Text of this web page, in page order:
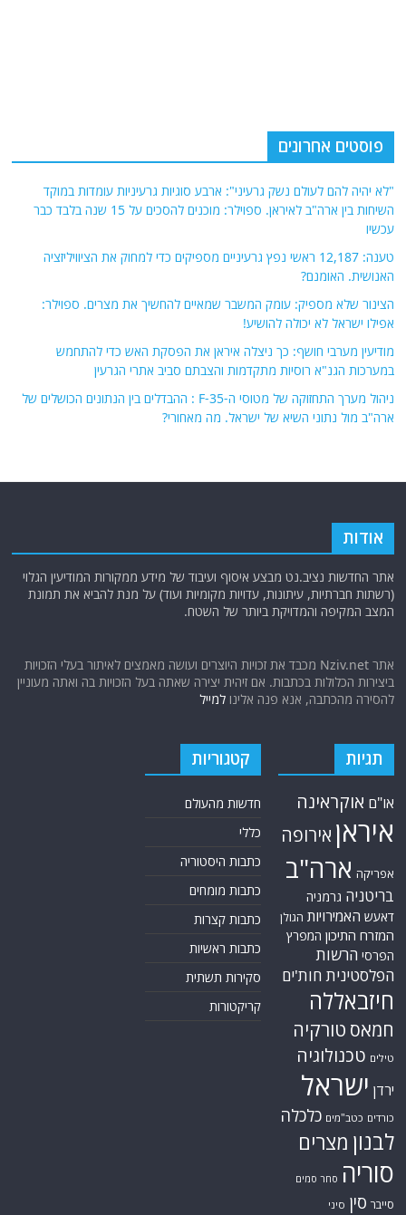
פוסטים אחרונים
"לא יהיה להם לעולם נשק גרעיני": ארבע סוגיות גרעיניות עומדות במוקד
השיחות בין ארה"ב לאיראן. ספוילר: מוכנים להסכים על 15 שנה בלבד כבר
עכשיו
טענה: 12,187 ראשי נפץ גרעיניים מספיקים כדי למחוק את הציוויליזציה
האנושית. האומנם?
הצינור שלא מספיק: עומק המשבר שמאיים להחשיך את מצרים. ספוילר:
אפילו ישראל לא יכולה להושיע!
מודיעין מערבי חושף: כך ניצלה איראן את הפסקת האש כדי להתחמש
במערכות הגנ"א רוסיות מתקדמות והצבתם סביב אתרי הגרעין
ניהול מערך התחזוקה של מטוסי ה-F-35 : ההבדלים בין הנתונים הכושלים של
ארה"ב מול נתוני השיא של ישראל. מה מאחורי?
אודות
אתר החדשות נציב.נט מבצע איסוף ועיבוד של מידע ממקורות המודיעין הגלוי
(רשתות חברתיות, עיתונות, עדויות מקומיות ועוד) על מנת להביא את תמונת
המצב המקיפה והמדויקת ביותר של השטח.
אתר Nziv.net מכבד את זכויות היוצרים ועושה מאמצים לאיתור בעלי הזכויות
ביצירות הכלולות בכתבות. אם זיהית יצירה שאתה בעל הזכויות בה ואתה מעוניין
להסירה מהכתבה, אנא פנה אלינולמייל
תגיות
או"ם אוקראינה
איראן אירופה
אפריקה ארה"ב
בריטניה גרמניה
דאעש האמירויות הגולן
המזרח התיכון המפרץ
הפרסי הרשות
הפלסטינית חות'ים
חיזבאללה
חמאס טורקיה
טילים טכנולוגיה
ירדן ישראל
כורדים כטב"מים כלכלה
לבנון מצרים
סוריה סחר סמים
סייבר סין סיני
קטגוריות
חדשות מהעולם
כללי
כתבות היסטוריה
כתבות מומחים
כתבות קצרות
כתבות ראשיות
סקירות תשתית
קריקטורות